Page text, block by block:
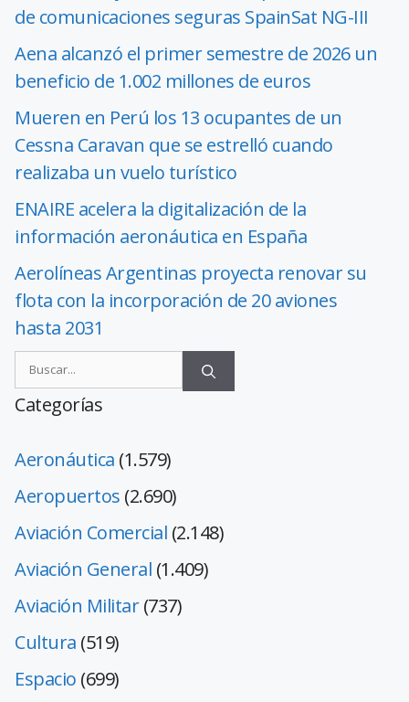
de comunicaciones seguras SpainSat NG-III
Aena alcanzó el primer semestre de 2026 un
beneficio de 1.002 millones de euros
Mueren en Perú los 13 ocupantes de un
Cessna Caravan que se estrelló cuando
realizaba un vuelo turístico
ENAIRE acelera la digitalización de la
información aeronáutica en España
Aerolíneas Argentinas proyecta renovar su
flota con la incorporación de 20 aviones
hasta 2031
Categorías
Aeronáutica (1.579)
Aeropuertos (2.690)
Aviación Comercial (2.148)
Aviación General (1.409)
Aviación Militar(737)
Cultura (519)
Espacio (699)